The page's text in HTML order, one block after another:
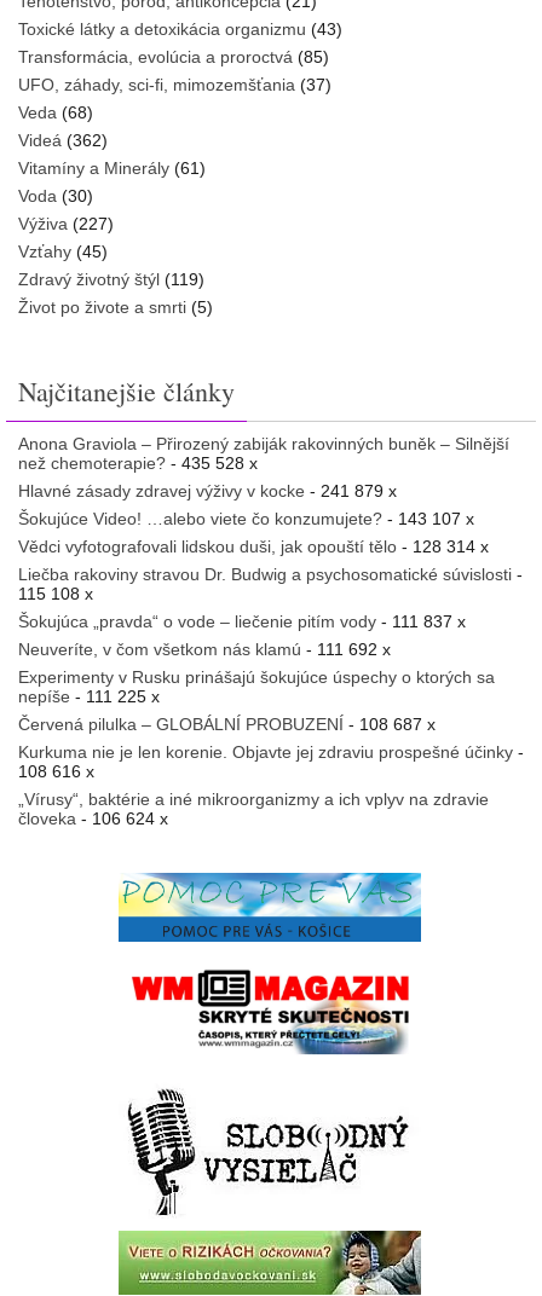
Toxické látky a detoxikácia organizmu (43)
Transformácia, evolúcia a proroctvá (85)
UFO, záhady, sci-fi, mimozemšťania (37)
Veda (68)
Videá (362)
Vitamíny a Minerály (61)
Voda (30)
Výživa (227)
Vzťahy (45)
Zdravý životný štýl (119)
Život po živote a smrti (5)
Najčitanejšie články
Anona Graviola – Přirozený zabiják rakovinných buněk – Silnější
než chemoterapie? - 435 528 x
Hlavné zásady zdravej výživy v kocke - 241 879 x
Šokujúce Video! …alebo viete čo konzumujete? - 143 107 x
Vědci vyfotografovali lidskou duši, jak opouští tělo - 128 314 x
Liečba rakoviny stravou Dr. Budwig a psychosomatické súvislosti -
115 108 x
Šokujúca „pravda“ o vode – liečenie pitím vody - 111 837 x
Neuveríte, v čom všetkom nás klamú - 111 692 x
Experimenty v Rusku prinášajú šokujúce úspechy o ktorých sa
nepíše - 111 225 x
Červená pilulka – GLOBÁLNÍ PROBUZENÍ - 108 687 x
Kurkuma nie je len korenie. Objavte jej zdraviu prospešné účinky -
108 616 x
„Vírusy“, baktérie a iné mikroorganizmy a ich vplyv na zdravie
človeka - 106 624 x